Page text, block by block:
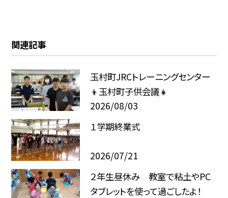
関連記事
玉村町JRCトレーニングセンター
👦玉村町子供会議👧
2026/08/03
１学期終業式
2026/07/21
２年生昼休み 教室で粘土やPC
タブレットを使って過ごしたよ！